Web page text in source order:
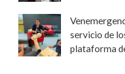
servicio de
plataforma